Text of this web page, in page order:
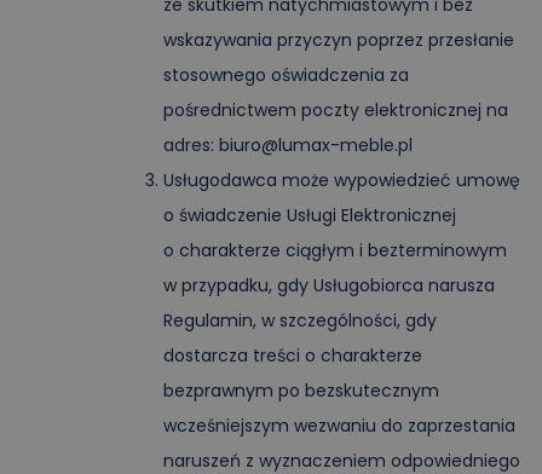
ze skutkiem natychmiastowym i bez
wskazywania przyczyn poprzez przesłanie
stosownego oświadczenia za
pośrednictwem poczty elektronicznej na
adres: biuro@lumax-meble.pl
Usługodawca może wypowiedzieć umowę
o świadczenie Usługi Elektronicznej
o charakterze ciągłym i bezterminowym
w przypadku, gdy Usługobiorca narusza
Regulamin, w szczególności, gdy
dostarcza treści o charakterze
bezprawnym po bezskutecznym
wcześniejszym wezwaniu do zaprzestania
naruszeń z wyznaczeniem odpowiedniego